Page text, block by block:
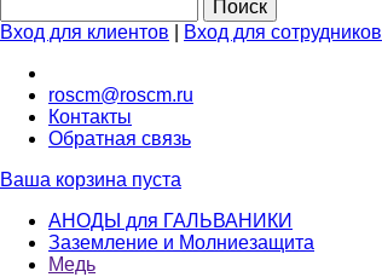
Вход для клиентов Вход для сотрудников
roscm@roscm.ru
Контакты
Обратная связь
Ваша корзина пуста
АНОДЫ для ГАЛЬВАНИКИ
Заземление и Молниезащита
Медь